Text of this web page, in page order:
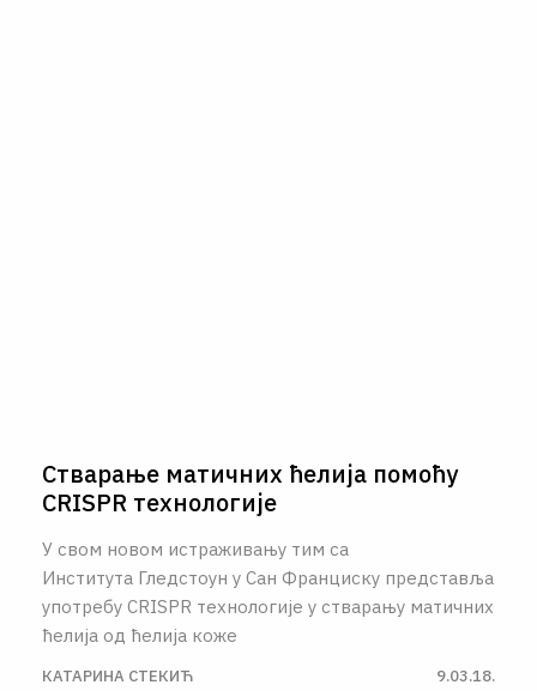
Стварање матичних ћелија помоћу
CRISPR технологије
У свом новом истраживању тим са
Института Гледстоун у Сан Франциску представља
употребу CRISPR технологије у стварању матичних
ћелија од ћелија коже
КАТАРИНА СТЕКИЋ 9.03.18.